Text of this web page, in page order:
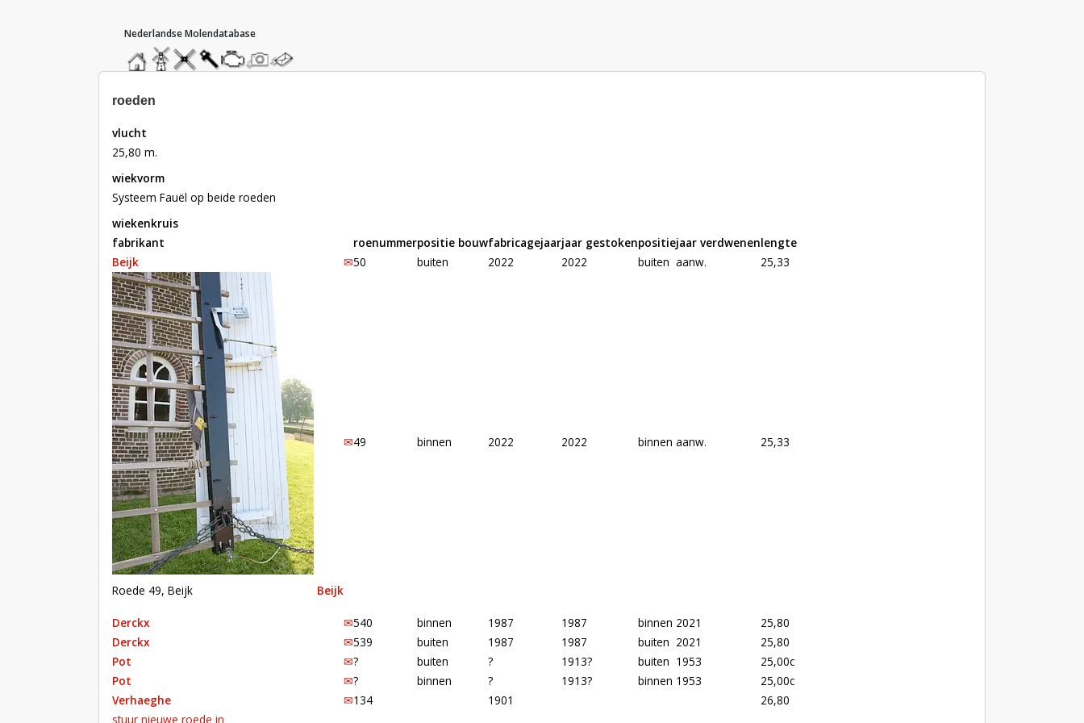
hoofdmenu
homemolendatabase
roedendatabase
assendatabase
motorendatabase
stuur
een
stuur
een
roeden
vlucht
25,80 m.
wiekvorm
Systeem Fauël op beide roeden
wiekenkruis
fabrikant
roenummerpositie bouwfabricagejaarjaar gestokenpositiejaar verdwenenlengte
Beijk
✉︎50 buiten 2022 2022 buiten aanw. 25,33
Roede 49, Beijk Beijk
✉︎49 binnen 2022 2022 binnen aanw. 25,33
Derckx ✉︎540 binnen 1987 1987 binnen 2021
25,80
Derckx
✉︎539 buiten 1987 1987 buiten 2021
25,80
Pot
✉︎? buiten ? 1913? buiten 1953
25,00c
Pot
✉︎? binnen ? 1913? binnen 1953
25,00c
Verhaeghe
✉︎134 1901
26,80
stuur nieuwe roede in